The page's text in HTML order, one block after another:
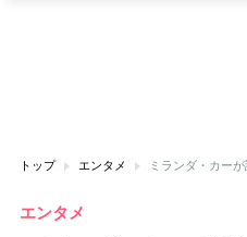
トップ エンタメ
エンタメ